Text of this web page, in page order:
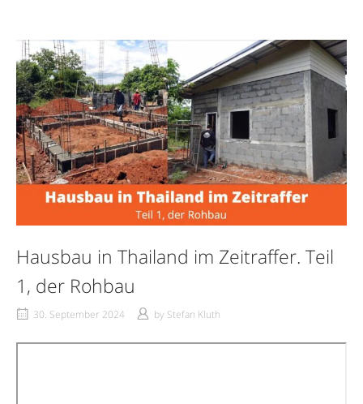
Hausbau in Thailand im Zeitraffer. Teil
1, der Rohbau
30. September 2024 by Stefan Kluth